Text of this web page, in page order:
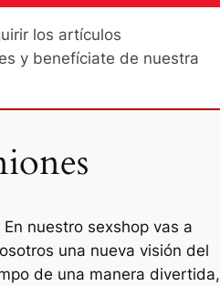
los artículos
y benefíciate de nuestra
nuestro sexshop vas a
una nueva visión del
de una manera divertida,